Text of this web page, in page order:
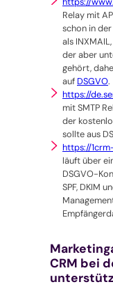
Relay mit
schon in
als
der aber
gehört,
auf DSGVO.
https://
mit SMTP
der
sollte aus
https://
läuft über
DSGVO-
SPF, DKIM
CRM bei